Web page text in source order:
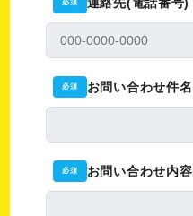
必須
必須 お問い合わせ件名
必須 お問い合わせ内容